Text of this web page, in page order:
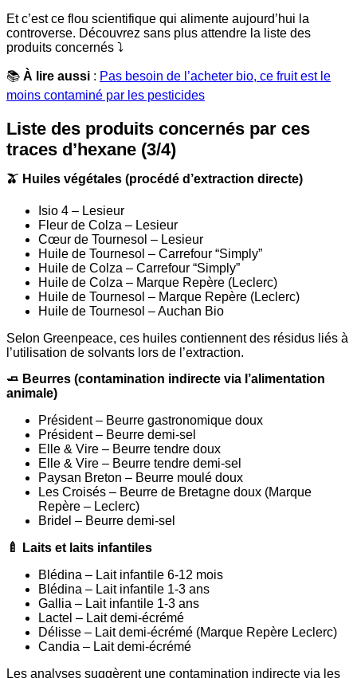
Et c’est ce flou scientifique qui alimente aujourd’hui la
controverse. Découvrez sans plus attendre la liste des
produits concernés ⤵️
📚 À lire aussi : Pas besoin de l’acheter bio, ce fruit est le
moins contaminé par les pesticides
Liste des produits concernés par ces
traces d’hexane (3/4)
🫒 Huiles végétales (procédé d’extraction directe)
Isio 4 – Lesieur
Fleur de Colza – Lesieur
Cœur de Tournesol – Lesieur
Huile de Tournesol – Carrefour “Simply”
Huile de Colza – Carrefour “Simply”
Huile de Colza – Marque Repère (Leclerc)
Huile de Tournesol – Marque Repère (Leclerc)
Huile de Tournesol – Auchan Bio
Selon Greenpeace, ces huiles contiennent des résidus liés à
l’utilisation de solvants lors de l’extraction.
🧈 Beurres (contamination indirecte via l’alimentation
animale)
Président – Beurre gastronomique doux
Président – Beurre demi-sel
Elle & Vire – Beurre tendre doux
Elle & Vire – Beurre tendre demi-sel
Paysan Breton – Beurre moulé doux
Les Croisés – Beurre de Bretagne doux (Marque
Repère – Leclerc)
Bridel – Beurre demi-sel
🍼 Laits et laits infantiles
Blédina – Lait infantile 6-12 mois
Blédina – Lait infantile 1-3 ans
Gallia – Lait infantile 1-3 ans
Lactel – Lait demi-écrémé
Délisse – Lait demi-écrémé (Marque Repère Leclerc)
Candia – Lait demi-écrémé
Les analyses suggèrent une contamination indirecte via les